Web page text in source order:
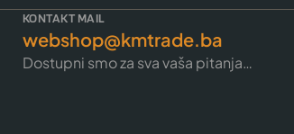
KONTAKT MAIL
webshop@kmtrade.ba
Dostupni smo za sva vaša pitanja…